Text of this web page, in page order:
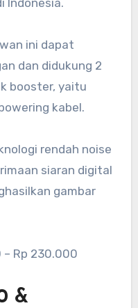
ini dapat
dan didukung 2
booster, yaitu
kabel.
rendah noise
siaran digital
gambar
– Rp 230.000
&